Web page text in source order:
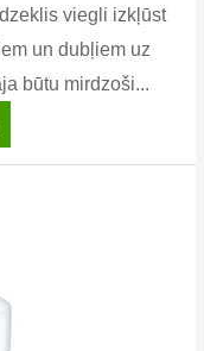
viegli izkļūst
un dubļiem uz
būtu mirdzoši...